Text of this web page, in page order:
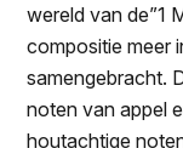
wereld van de”1
compositie meer
samengebracht.
noten van appel
houtachtige